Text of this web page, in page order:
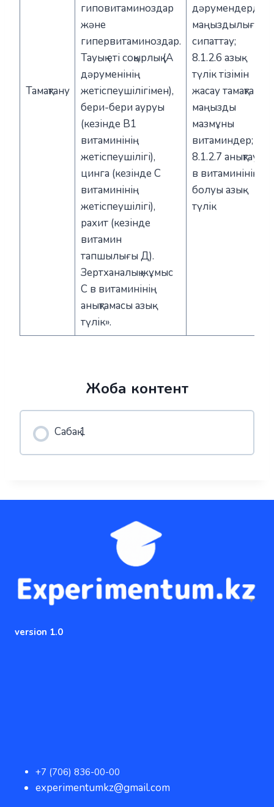
Тамақтану
гиповитаминоздар
және
гипервитаминоздар.
Тауық еті соқырлық (А
дәруменінің
жетіспеушілігімен),
бери-бери ауруы
(кезінде В1
витаминінің
жетіспеушілігі),
цинга (кезінде С
витаминінің
жетіспеушілігі),
рахит (кезінде
витамин
тапшылығы Д).
Зертханалық жұмыс
С в витаминінің
анықтамасы азық-
түлік».
дәрумендердің
маңыздылығын
сипаттау;
8.1.2.6 азық-
түлік тізімін
жасау тамақтану
маңызды
мазмұны
витаминдер;
8.1.2.7 анықтау С
в витаминінің
болуы азық-
түлік
Жоба контент
Сабақ 1
version 1.0
+7 (706) 836-00-00
experimentumkz@gmail.com